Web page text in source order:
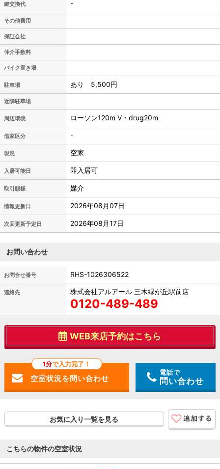
鍵交換代 -
その他費用
保証会社
仲介手数料
バイク置き場
駐車場 あり 5,500円
近隣駐車場
周辺環境 ローソン120m V・drug20m
借家区分 -
現況 空家
入居可能日 即入居可
取引態様 媒介
情報更新日 2026年08月07日
次回更新予定日 2026年08月17日
お問い合わせ
お問合せ番号 RHS-1026306522
連絡先 株式会社アルアール 三木緑が丘駅前店
0120-489-489
WEB来店予約はこちら
1分で入力完了！
電話で
問い合わせ
お気に入り一覧を見る
こちらの物件の空室状況